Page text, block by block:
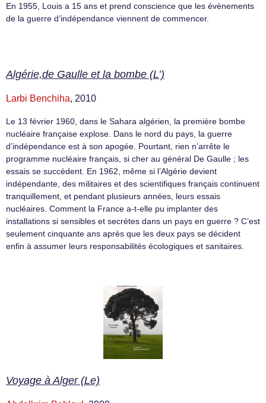
En 1955, Louis a 15 ans et prend conscience que les évènements
de la guerre d’indépendance viennent de commencer.
Algérie,de Gaulle et la bombe (L’)
Larbi Benchiha, 2010
Le 13 février 1960, dans le Sahara algérien, la première bombe
nucléaire française explose. Dans le nord du pays, la guerre
d’indépendance est à son apogée. Pourtant, rien n’arrête le
programme nucléaire français, si cher au général De Gaulle ; les
essais se succèdent. En 1962, même si l’Algérie devient
indépendante, des militaires et des scientifiques français continuent
tranquillement, et pendant plusieurs années, leurs essais
nucléaires. Comment la France a-t-elle pu implanter des
installations si sensibles et secrètes dans un pays en guerre ? C’est
seulement cinquante ans après que les deux pays se décident
enfin à assumer leurs responsabilités écologiques et sanitaires.
Voyage à Alger (Le)